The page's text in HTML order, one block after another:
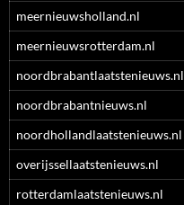
meernieuwsholland.nl
meernieuwsrotterdam.nl
noordbrabantlaatstenieuws.nl
noordbrabantnieuws.nl
noordhollandlaatstenieuws.nl
overijssellaatstenieuws.nl
rotterdamlaatstenieuws.nl